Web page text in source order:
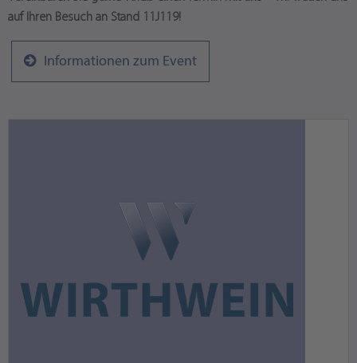
auf Ihren Besuch an Stand 11J119!
Informationen zum Event